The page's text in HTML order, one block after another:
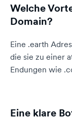
Welche
Domain?
Eine .earth
die sie zu einer
Endungen wie
Eine klare